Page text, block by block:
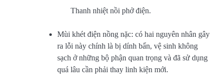
Thanh nhiệt nồi phở điện.
Mùi khét điện nồng nặc: có hai nguyên nhân gây
ra lỗi này chính là bị dính bẩn, vệ sinh không
sạch ở những bộ phận quan trọng và đã sử dụng
quá lâu cần phải thay linh kiện mới.